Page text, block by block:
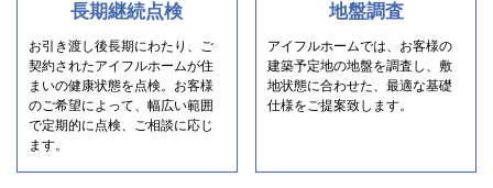
長期継続点検
お引き渡し後長期にわたり、ご
契約されたアイフルホームが住
まいの健康状態を点検。お客様
のご希望によって、幅広い範囲
で定期的に点検、ご相談に応じ
ます。
地盤調査
アイフルホームでは、お客様の
建築予定地の地盤を調査し、敷
地状態に合わせた、最適な基礎
仕様をご提案致します。